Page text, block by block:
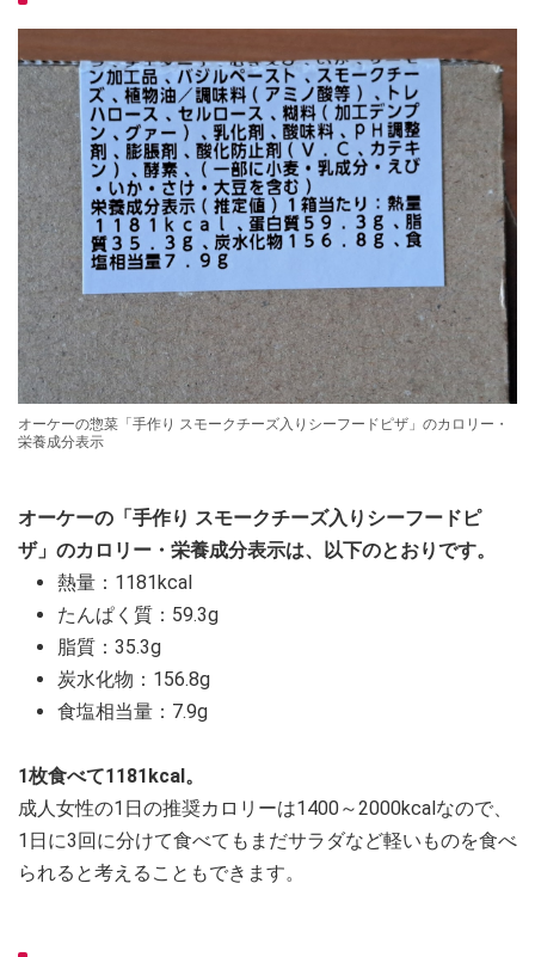
オーケーの惣菜「手作り スモークチーズ入りシーフードピザ」のカロリー・
栄養成分表示
オーケーの「手作り スモークチーズ入りシーフードピ
ザ」のカロリー・栄養成分表示は、以下のとおりです。
熱量：1181kcal
たんぱく質：59.3g
脂質：35.3g
炭水化物：156.8g
食塩相当量：7.9g
1枚食べて1181kcal。
成人女性の1日の推奨カロリーは1400～2000kcalなので、
1日に3回に分けて食べてもまだサラダなど軽いものを食べ
られると考えることもできます。